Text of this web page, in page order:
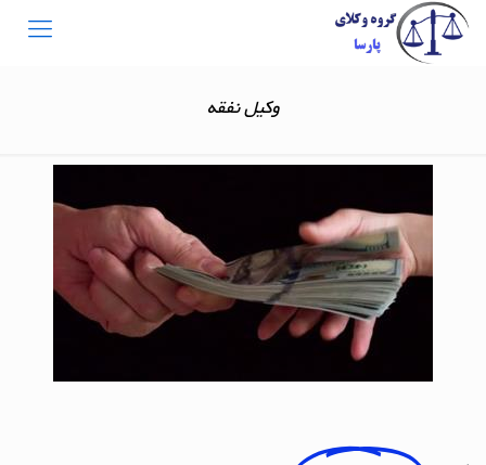
وکیل نفقه